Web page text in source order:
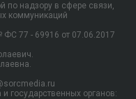
по надзору в сфере связи,
коммуникаций
77 - 69916 от 07.06.2017
государственных органов: